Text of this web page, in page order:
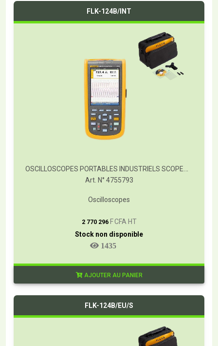
FLK-124B/INT
OSCILLOSCOPES PORTABLES INDUSTRIELS SCOPEMETER® FLUKE SÉRIE 120B
Art. N° 4755793
Oscilloscopes
2 770 296 F CFA HT
Stock non disponible
1435
AJOUTER AU PANIER
FLK-124B/EU/S